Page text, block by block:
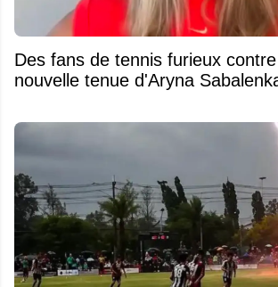
Des fans de tennis furieux
nouvelle tenue d'Aryna